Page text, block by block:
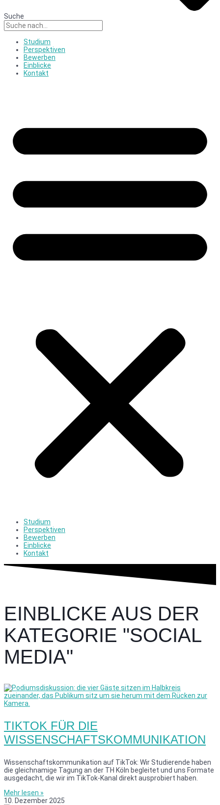
Suche
Studium
Perspektiven
Bewerben
Einblicke
Kontakt
Studium
Perspektiven
Bewerben
Einblicke
Kontakt
EINBLICKE AUS DER
KATEGORIE "SOCIAL
MEDIA"
TIKTOK FÜR DIE
WISSENSCHAFTSKOMMUNIKATION
Wissenschaftskommunikation auf TikTok: Wir Studierende haben
die gleichnamige Tagung an der TH Köln begleitet und uns Formate
ausgedacht, die wir im TikTok-Kanal direkt ausprobiert haben.
Mehr lesen »
10. Dezember 2025